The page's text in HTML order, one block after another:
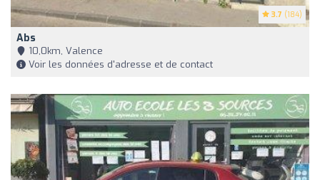
3.7 (184)
Abs
10,0km, Valence
Voir les données d'adresse et de contact